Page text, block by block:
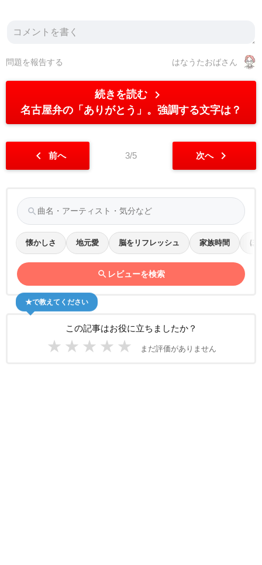
はなうたおばさん
問題を報告する
続きを読む chevron_right
名古屋弁の「ありがとう」。強調する文字は？
chevron_left 前へ 3/5 次へ chevron_right
search
懐かしさ 地元愛 脳をリフレッシュ 家族時間 ほ
search レビューを検索
この記事はお役に立ちましたか？
★ ★ ★ ★ ★ まだ評価がありません
★で教えてください